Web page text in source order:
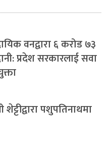
वनद्वारा ६ करोड ७३
प्रदेश सरकारलाई सवा
पशुपतिनाथमा